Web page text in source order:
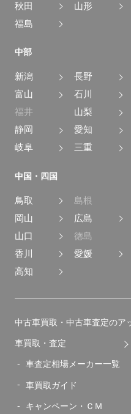
秋田
山形
福島
中部
新潟
長野
富山
石川
福井
山梨
静岡
愛知
岐阜
三重
中国・四国
鳥取
島根
岡山
広島
山口
徳島
香川
愛媛
高知
中古車買取・中古車査定のア
車買取・査定
車査定相場メーカー一覧
車買取ガイド
キャンペーン・ＣＭ